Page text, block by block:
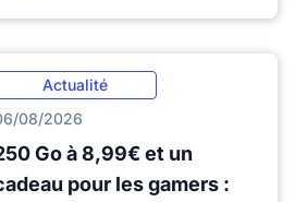
Actualité
08/2026
Go à 8,99€ et un
pour les gamers :